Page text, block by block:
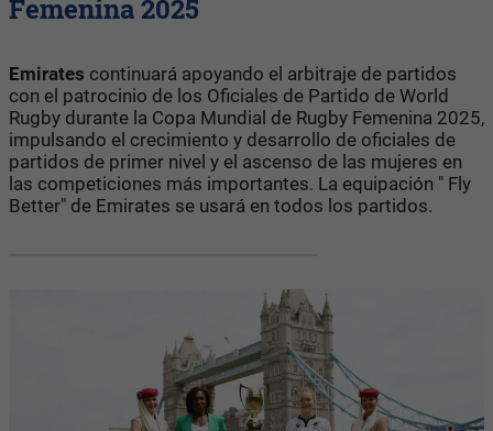
Femenina 2025
Emirates continuará apoyando el arbitraje de partidos
con el patrocinio de los Oficiales de Partido de World
Rugby durante la Copa Mundial de Rugby Femenina 2025,
impulsando el crecimiento y desarrollo de oficiales de
partidos de primer nivel y el ascenso de las mujeres en
las competiciones más importantes. La equipación " Fly
Better" de Emirates se usará en todos los partidos.